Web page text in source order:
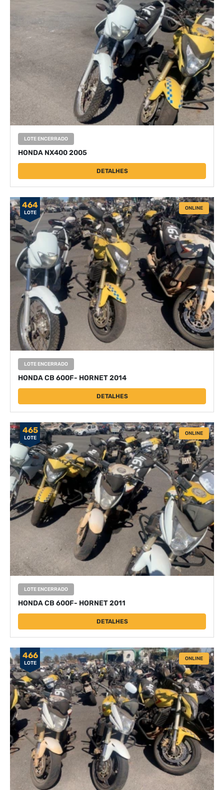
LOTE ENCERRADO
HONDA NX400 2005
DETALHES
464
LOTE
ONLINE
LOTE ENCERRADO
HONDA CB 600F- HORNET 2014
DETALHES
465
LOTE
ONLINE
LOTE ENCERRADO
HONDA CB 600F- HORNET 2011
DETALHES
466
LOTE
ONLINE